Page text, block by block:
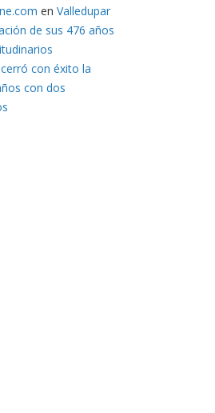
en Valledupar
de sus 476 años
con éxito la
con dos